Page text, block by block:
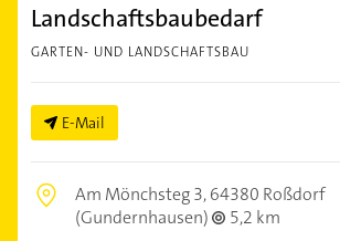
Landschaftsbaubedarf
GARTEN- UND LANDSCHAFTSBAU
E-Mail
Am Mönchsteg 3,64380 Roßdorf
(Gundernhausen)
5,2 km